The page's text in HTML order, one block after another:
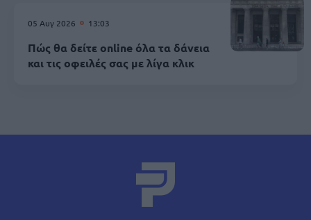
05 Αυγ 2026 13:03
Πώς θα δείτε online όλα τα δάνεια
και τις οφειλές σας με λίγα κλικ